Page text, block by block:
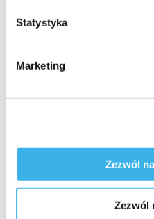
Statystyka
Marketing
Zezwól
Zezwól
Raporty do
Studia tematyczne i
danych z rynku
Pobierz →